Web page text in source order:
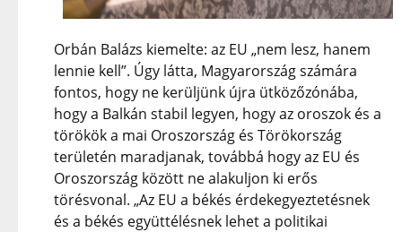
Orbán Balázs kiemelte: az EU „nem lesz, hanem
lennie kell”. Úgy látta, Magyarország számára
fontos, hogy ne kerüljünk újra ütközőzónába,
hogy a Balkán stabil legyen, hogy az oroszok és a
törökök a mai Oroszország és Törökország
területén maradjanak, továbbá hogy az EU és
Oroszország között ne alakuljon ki erős
törésvonal. „Az EU a békés érdekegyeztetésnek
és a békés együttélésnek lehet a politikai